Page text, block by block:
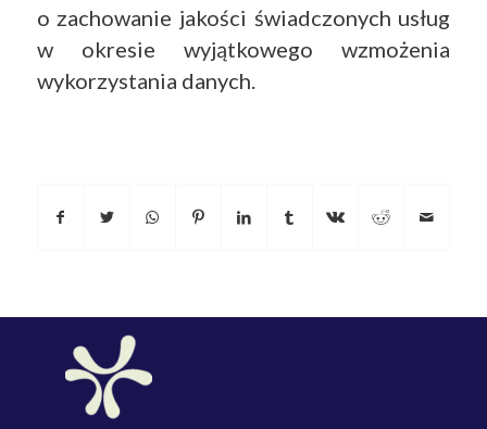
o zachowanie jakości świadczonych usług
w okresie wyjątkowego wzmożenia
wykorzystania danych.